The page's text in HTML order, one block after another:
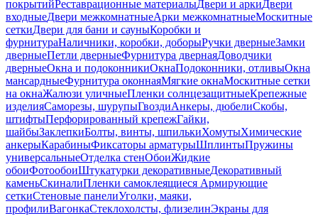
покрытийРеставрационные материалыДвери и аркиДвери
входныеДвери межкомнатныеАрки межкомнатныеМоскитные
сеткиДвери для бани и сауныКоробки и
фурнитураНаличники, коробки, доборыРучки дверныеЗамки
дверныеПетли дверныеФурнитура двернаяДоводчики
дверныеОкна и подоконникиОкнаПодоконники, отливыОкна
мансардныеФурнитура оконнаяМягкие окнаМоскитные сетки
на окнаЖалюзи уличныеПленки солнцезащитныеКрепежные
изделияСаморезы, шурупыГвоздиАнкеры, дюбелиСкобы,
штифтыПерфорированный крепежГайки,
шайбыЗаклепкиБолты, винты, шпилькиХомутыХимические
анкерыКарабиныФиксаторы арматурыШплинтыПружины
универсальныеОтделка стенОбоиЖидкие
обоиФотообоиШтукатурки декоративныеДекоративный
каменьСкиналиПленки самоклеящиеся Армирующие
сеткиСтеновые панелиУголки, маяки,
профилиВагонкаСтеклохолсты, флизелинЭкраны для